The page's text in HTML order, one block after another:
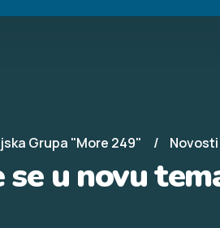
Grupa "More 249" Novosti
u novu